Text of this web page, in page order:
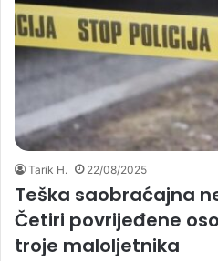
Tarik H. 22/08/2025
Teška saobraćajna
Četiri povrijeđene
troje maloljetnika